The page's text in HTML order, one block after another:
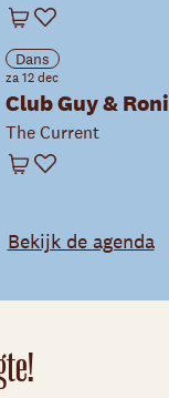
Winkelwagen
Favoriet
Dans
za 12 dec
Club Guy & Roni
The Current
Winkelwagen
Favoriet
Bekijk de agenda